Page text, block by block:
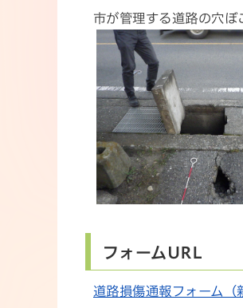
市が管理する道路の穴ぼ
フォームURL
道路損傷通報フォーム（